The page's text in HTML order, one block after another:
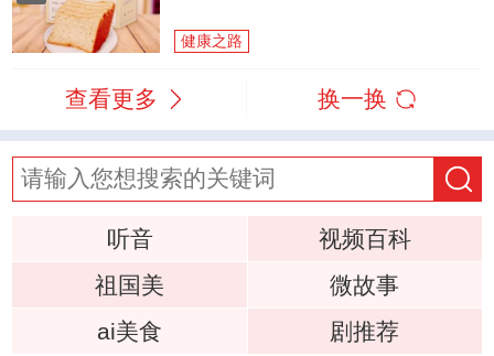
健康之路
查看更多 换一换
听音
视频百科
祖国美
微故事
ai美食
剧推荐